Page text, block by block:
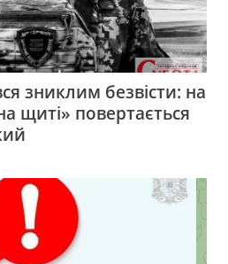
зниклим безвісти: на
щиті» повертається